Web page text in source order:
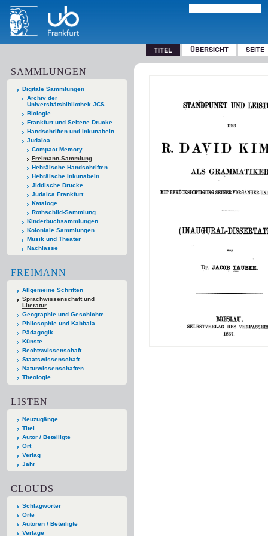
TITEL ÜBERSICHT SEITE
SAMMLUNGEN
Digitale Sammlungen
Archiv der
Universitätsbibliothek JCS
Biologie
Frankfurt und Seltene Drucke
Handschriften und Inkunabeln
Judaica
Compact Memory
Freimann-Sammlung
Hebräische Handschriften
Hebräische Inkunabeln
Jiddische Drucke
Judaica Frankfurt
Kataloge
Rothschild-Sammlung
Kinderbuchsammlungen
Koloniale Sammlungen
Musik und Theater
Nachlässe
FREIMANN
Allgemeine Schriften
Sprachwissenschaft und
Literatur
Geographie und Geschichte
Philosophie und Kabbala
Pädagogik
Künste
Rechtswissenschaft
Staatswissenschaft
Naturwissenschaften
Theologie
LISTEN
Neuzugänge
Titel
Autor / Beteiligte
Ort
Verlag
Jahr
CLOUDS
Schlagwörter
Orte
Autoren / Beteiligte
Verlage